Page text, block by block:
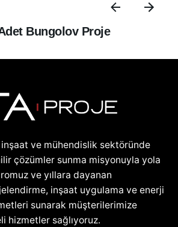
Bungolov Proje
ve mühendislik sektöründe
çözümler sunma misyonuyla yola
ve yıllara dayanan
inşaat uygulama ve enerji
sunarak müşterilerimize
hizmetler sağlıyoruz.